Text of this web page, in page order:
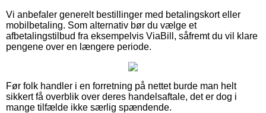
Vi anbefaler generelt bestillinger med betalingskort eller
mobilbetaling. Som alternativ bør du vælge et
afbetalingstilbud fra eksempelvis ViaBill, såfremt du vil klare
pengene over en længere periode.
Før folk handler i en forretning på nettet burde man helt
sikkert få overblik over deres handelsaftale, det er dog i
mange tilfælde ikke særlig spændende.